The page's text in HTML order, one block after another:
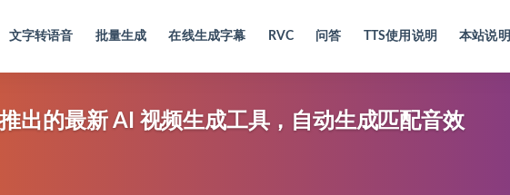
文字转语音 批量生成 在线生成字幕 RVC 问答 TTS使用说明 本站说明
出的最新 AI 视频生成工具，自动生成匹配音效